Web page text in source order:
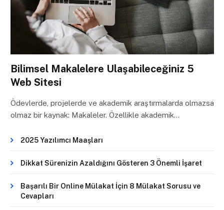
Bilimsel Makalelere Ulaşabileceğiniz 5
Web Sitesi
Ödevlerde, projelerde ve akademik araştırmalarda olmazsa
olmaz bir kaynak: Makaleler. Özellikle akademik…
2025 Yazılımcı Maaşları
Dikkat Sürenizin Azaldığını Gösteren 3 Önemli İşaret
Başarılı Bir Online Mülakat İçin 8 Mülakat Sorusu ve
Cevapları